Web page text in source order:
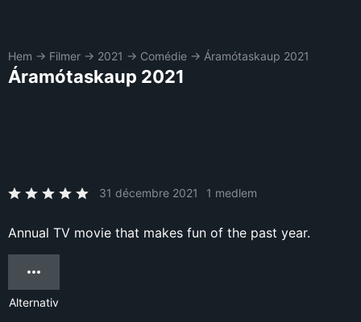
Hem → Filmer → 2021 → Comédie → Áramótaskaup 2021
Áramótaskaup 2021
31 décembre 2021 1 medlem
Annual TV movie that makes fun of the past year.
Alternativ